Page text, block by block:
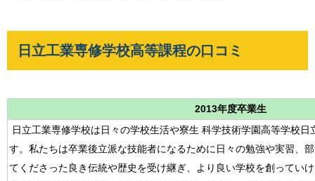
日立工業専修学校高等課程の口コミ
2013年度卒業生
日立工業専修学校は日々の学校生活や寮生 科学技術学園高等学校
す。私たちは卒業後立派な技能者になるために日々の勉強や実習、
てくださった良き伝統や歴史を受け継ぎ、より良い学校を創ってい